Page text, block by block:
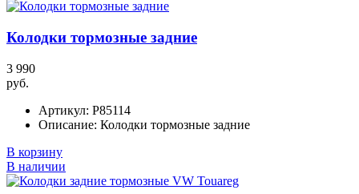
Колодки тормозные задние
3 990
руб.
Артикул: P85114
Описание: Колодки тормозные задние
В корзину
В наличии